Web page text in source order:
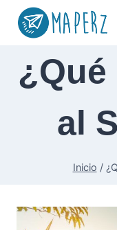
Saltar
al
Inicio /